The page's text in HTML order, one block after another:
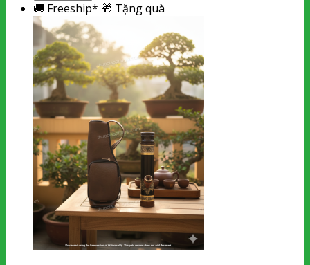
🚚 Freeship* 🎁 Tặng quà